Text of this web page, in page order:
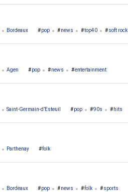
Bordeaux pop news top40 soft rock
Agen pop news entertainment
Saint-Germain-d’Esteuil pop 90s hits
Parthenay folk
Bordeaux pop news folk sports